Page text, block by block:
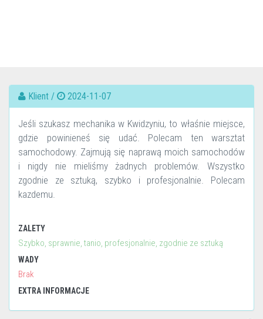
Klient / 2024-11-07
Jeśli szukasz mechanika w Kwidzyniu, to właśnie miejsce,
gdzie powinieneś się udać. Polecam ten warsztat
samochodowy. Zajmują się naprawą moich samochodów
i nigdy nie mieliśmy żadnych problemów. Wszystko
zgodnie ze sztuką, szybko i profesjonalnie. Polecam
kazdemu.
ZALETY
Szybko, sprawnie, tanio, profesjonalnie, zgodnie ze sztuką
WADY
Brak
EXTRA INFORMACJE